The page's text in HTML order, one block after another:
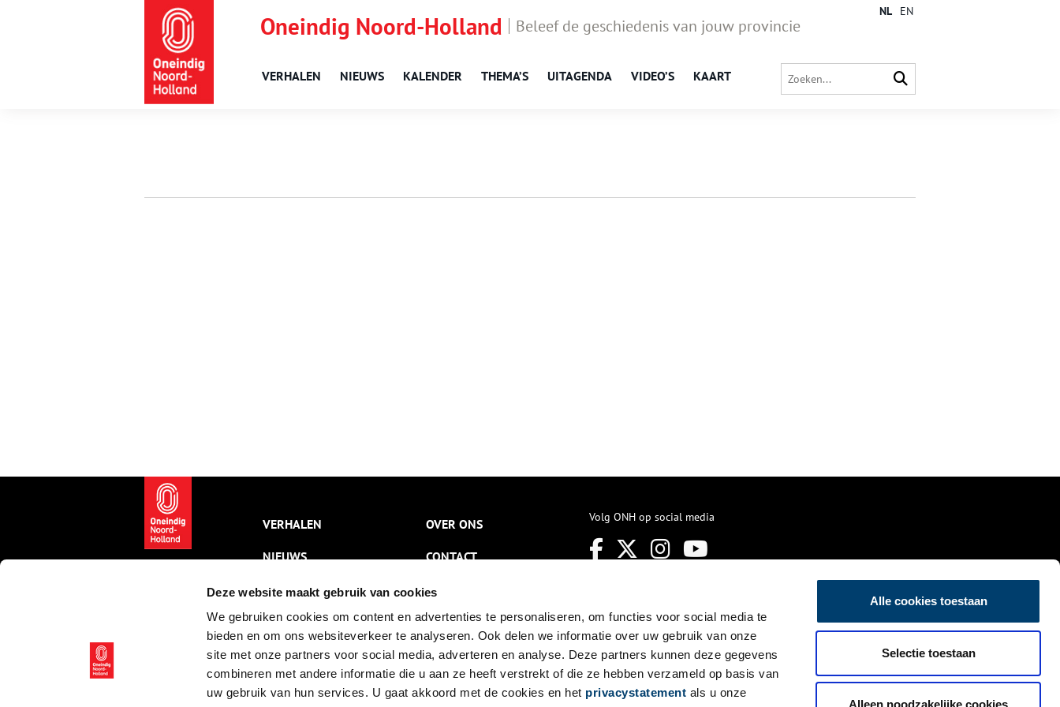
Deze website maakt gebruik van cookies
We gebruiken cookies om content en advertenties te personaliseren, om functies voor social media te
bieden en om ons websiteverkeer te analyseren. Ook delen we informatie over uw gebruik van onze
site met onze partners voor social media, adverteren en analyse. Deze partners kunnen deze gegevens
combineren met andere informatie die u aan ze heeft verstrekt of die ze hebben verzameld op basis van
uw gebruik van hun services. U gaat akkoord met de cookies en het privacystatement als u onze
Alle cookies toestaan
Selectie toestaan
Alleen noodzakelijke cookies
Oneindig Noord-Holland Beleef de geschiedenis van jouw provincie
VERHALEN NIEUWS KALENDER THEMA’S UITAGENDA VIDEO’S KAART
NL EN
VERHALEN
NIEUWS
KALENDER
THEMA’S
ACTIVITEITEN
VIDEO’S
OVER ONS
CONTACT
NIEUWSBRIEF
DISCLAIMER
PRIVACY
TOEGANKELIJKHEID
Volg ONH op social media